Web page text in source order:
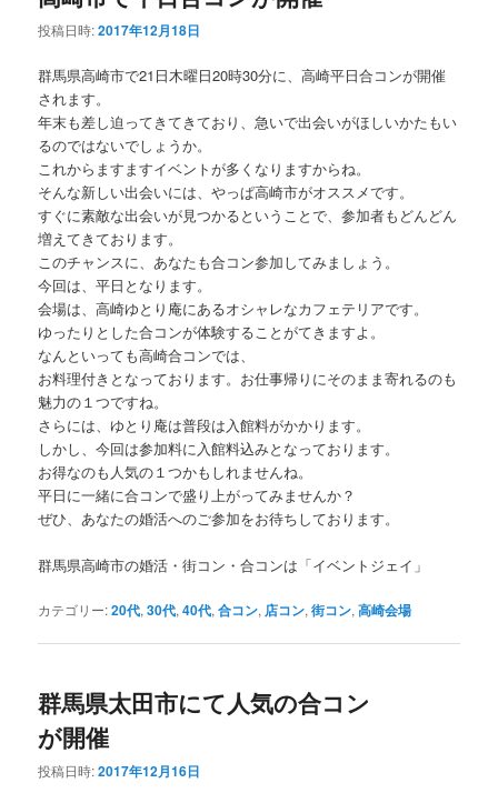
投稿日時:2017年12月18日
群馬県高崎市で21日木曜日20時30分に、高崎平日合コンが開催
されます。
年末も差し迫ってきてきており、急いで出会いがほしいかたもい
るのではないでしょうか。
これからますますイベントが多くなりますからね。
そんな新しい出会いには、やっぱ高崎市がオススメです。
すぐに素敵な出会いが見つかるということで、参加者もどんどん
増えてきております。
このチャンスに、あなたも合コン参加してみましょう。
今回は、平日となります。
会場は、高崎ゆとり庵にあるオシャレなカフェテリアです。
ゆったりとした合コンが体験することがてきますよ。
なんといっても高崎合コンでは、
お料理付きとなっております。お仕事帰りにそのまま寄れるのも
魅力の１つですね。
さらには、ゆとり庵は普段は入館料がかかります。
しかし、今回は参加料に入館料込みとなっております。
お得なのも人気の１つかもしれませんね。
平日に一緒に合コンで盛り上がってみませんか？
ぜひ、あなたの婚活へのご参加をお待ちしております。
群馬県高崎市の婚活・街コン・合コンは「イベントジェイ」
カテゴリー:20代,30代,40代,合コン, 店コン,街コン,高崎会場
群馬県太田市にて人気の合コン
が開催
投稿日時:2017年12月16日